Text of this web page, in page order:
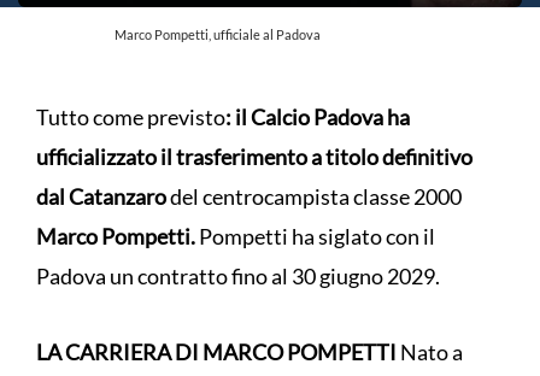
Marco Pompetti, ufficiale al Padova
Tutto come previsto: il Calcio Padova ha
ufficializzato il trasferimento a titolo definitivo
dal Catanzarodel centrocampista classe 2000
Marco Pompetti.Pompetti ha siglato con il
Padova un contratto fino al 30 giugno 2029.
LA CARRIERA DI MARCO POMPETTI Nato a